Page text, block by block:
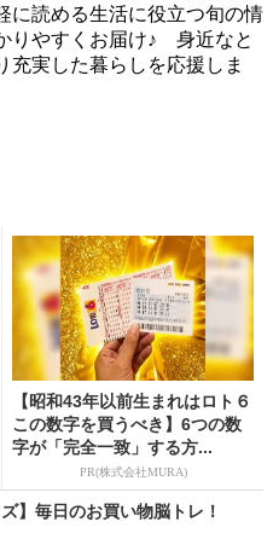
に読める生活に役立つ旬の情
りやすくお届け♪ 身近なと
充実した暮らしを応援しま
【昭和43年以前生まれはロト６
この数字を買うべき】6つの数
字が「完全一致」する方...
PR(株式会社MURA)
】毎日のお買い物脳トレ！